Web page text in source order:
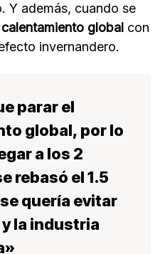
Y además, cuando se
calentamiento global con
invernandero.
parar el
global, por lo
a los 2
rebasó el1.5
quería evitar
la industria